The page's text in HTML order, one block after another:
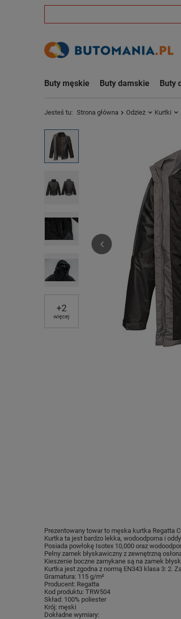
Buty męskie Buty damskie Buty
Jesteś tu: Strona główna Odzież Kurtki
+2
więcej
Prezentowany towar to męska kurtka Regatta
Kurtka ta jest bardzo lekka, wodoodporna i
Posiada powłokę Isotex 10,000 oraz
Pełny zamek błyskawiczny z zewnętrzną
Kieszenie boczne zamykane są na zamek
Kurtka jest zgodna z normą EN343 klasa 3: 2.
Gramatura: 115 g/m²
Producent: Regatta
Kod produktu: TRW504
Skład: 100% poliester
Krój: męski
Dokładne wymiary: